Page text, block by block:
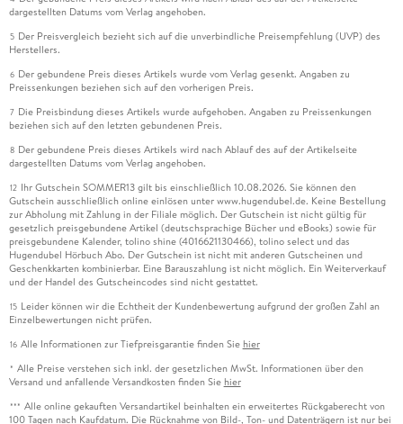
dargestellten Datums vom Verlag angehoben.
5 Der Preisvergleich bezieht sich auf die unverbindliche Preisempfehlung (UVP) des
Herstellers.
6 Der gebundene Preis dieses Artikels wurde vom Verlag gesenkt. Angaben zu
Preissenkungen beziehen sich auf den vorherigen Preis.
7 Die Preisbindung dieses Artikels wurde aufgehoben. Angaben zu Preissenkungen
beziehen sich auf den letzten gebundenen Preis.
8 Der gebundene Preis dieses Artikels wird nach Ablauf des auf der Artikelseite
dargestellten Datums vom Verlag angehoben.
12 Ihr Gutschein SOMMER13 gilt bis einschließlich 10.08.2026. Sie können den
Gutschein ausschließlich online einlösen unter www.hugendubel.de. Keine Bestellung
zur Abholung mit Zahlung in der Filiale möglich. Der Gutschein ist nicht gültig für
gesetzlich preisgebundene Artikel (deutschsprachige Bücher und eBooks) sowie für
preisgebundene Kalender, tolino shine (4016621130466), tolino select und das
Hugendubel Hörbuch Abo. Der Gutschein ist nicht mit anderen Gutscheinen und
Geschenkkarten kombinierbar. Eine Barauszahlung ist nicht möglich. Ein Weiterverkauf
und der Handel des Gutscheincodes sind nicht gestattet.
15 Leider können wir die Echtheit der Kundenbewertung aufgrund der großen Zahl an
Einzelbewertungen nicht prüfen.
16 Alle Informationen zur Tiefpreisgarantie finden Sie hier
* Alle Preise verstehen sich inkl. der gesetzlichen MwSt. Informationen über den
Versand und anfallende Versandkosten finden Sie hier
*** Alle online gekauften Versandartikel beinhalten ein erweitertes Rückgaberecht von
100 Tagen nach Kaufdatum. Die Rücknahme von Bild-, Ton- und Datenträgern ist nur bei